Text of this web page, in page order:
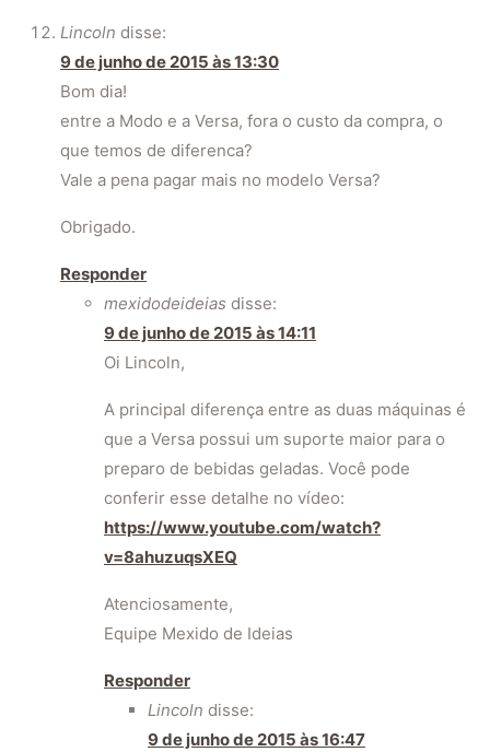
Lincoln disse:
9 de junho de 2015 às 13:30
Bom dia!
entre a Modo e a Versa, fora o custo da compra, o
que temos de diferenca?
Vale a pena pagar mais no modelo Versa?
Obrigado.
Responder
mexidodeideias disse:
9 de junho de 2015 às 14:11
Oi Lincoln,
A principal diferença entre as duas máquinas é
que a Versa possui um suporte maior para o
preparo de bebidas geladas. Você pode
conferir esse detalhe no vídeo:
https://www.youtube.com/watch?
v=8ahuzuqsXEQ
Atenciosamente,
Equipe Mexido de Ideias
Responder
Lincoln disse:
9 de junho de 2015 às 16:47